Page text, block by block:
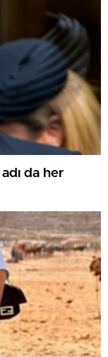
da her